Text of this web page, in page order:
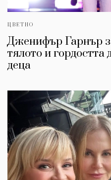
ЦВЕТНО
Дженифър Гарнър
тялото и
деца